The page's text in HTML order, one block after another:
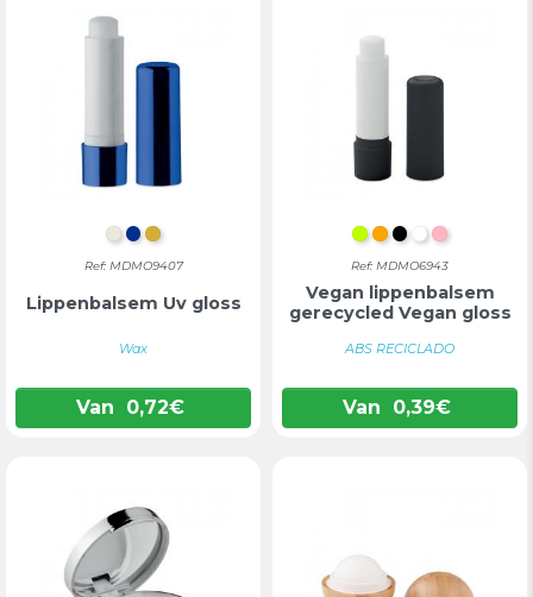
CHAMPAGNE
BLAUW
GOUD
Ref: MDMO9407
Lippenbalsem Uv gloss
Wax
Van 0,72€
LIMOEN
ORANJE
ZWART
WITROZE
Ref: MDMO6943
Vegan lippenbalsem
gerecycled Vegan gloss
ABS RECICLADO
Van 0,39€